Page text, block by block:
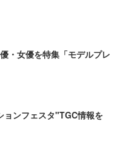
・女優を特集「モデルプレ
ョンフェスタ"TGC情報を